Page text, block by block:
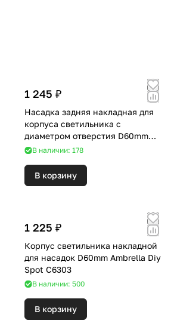
1 245 ₽
Насадка задняя накладная для
корпуса светильника с
диаметром отверстия D60mm
Ambrella DIY Spot N6905
В наличии: 178
В корзину
1 225 ₽
Корпус светильника накладной
для насадок D60mm Ambrella Diy
Spot C6303
В наличии: 500
В корзину